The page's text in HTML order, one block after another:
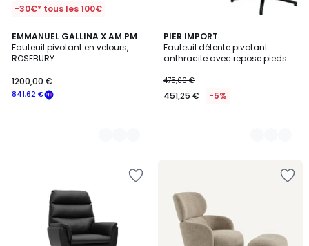
-30€* tous les 100€
EMMANUEL GALLINA X AM.PM
Fauteuil pivotant en velours,
ROSEBURY
841,62 €
1200,00 €
9
Couleurs
PIER IMPORT
Fauteuil détente pivotant
anthracite avec repose pieds
475,00 €
451,25 € -5%
9
Couleurs